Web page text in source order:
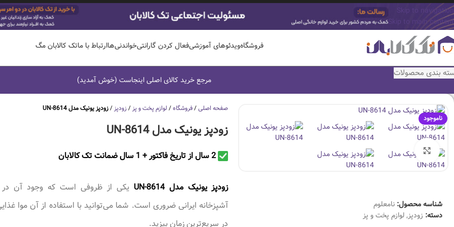
Skip to navigation
Skip to main content
فروشگاهویدئوهای آموزشیفعال کردن گارانتیخواندنی‌هاارتباط با ماتک کالابان مگ
بندی محصولات
مرجع خرید کالای اصلی اینجاست (خوش آمدید)
ناموجود
بزرگنمایی تصویر
شناسه محصول: نامعلوم
دسته: زودپز,لوازم پخت و پز
صفحه اصلی/فروشگاه/ لوازم پخت و پز/زودپز/زودپز یونیک مدل UN-8614
زودپز یونیک مدل UN-8614
2 سال از تاریخ فاکتور + 1 سال ضمانت تک کالابان
زودپز یونیک مدل UN-8614
یکی از ظروفی است که وجود آن
آشپزخانه ایرانی ضروری است. شما می‌توانید با استفاده از آن موا
در سریع‌ترین زمان بپزید.